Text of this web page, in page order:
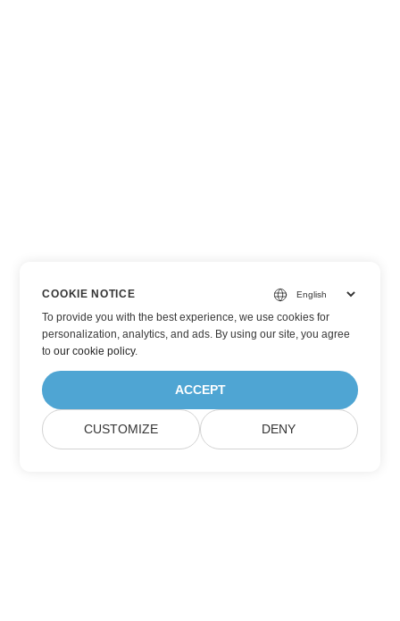
COOKIE NOTICE
To provide you with the best experience, we use cookies for
personalization, analytics, and ads. By using our site, you agree
toour cookie policy.
ACCEPT
CUSTOMIZE DENY